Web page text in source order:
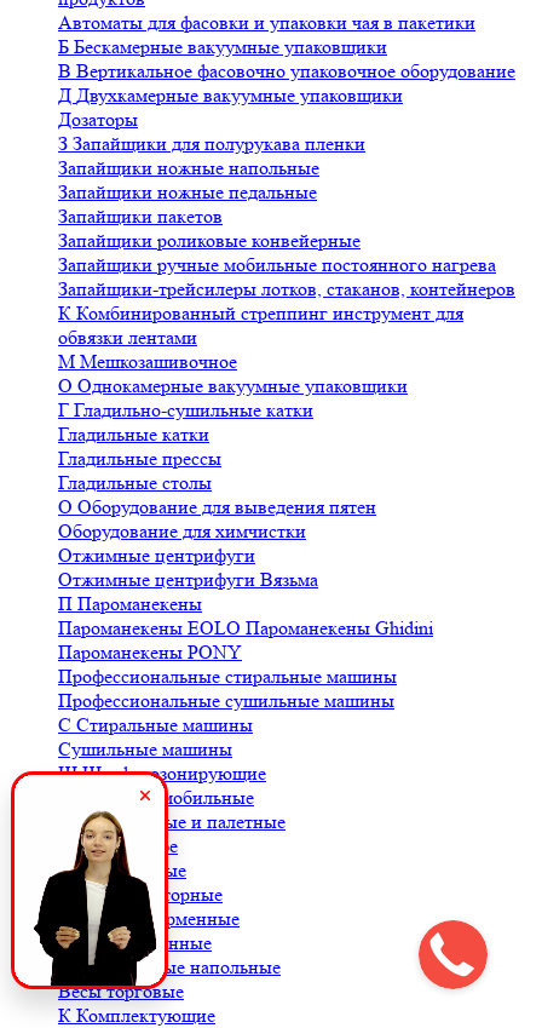
Автоматы для фасовки и упаковки чая в пакетики
Б Бескамерные вакуумные упаковщики
В Вертикальное фасовочно упаковочное оборудование
Д Двухкамерные вакуумные упаковщики
Дозаторы
З Запайщики для полурукава пленки
Запайщики ножные напольные
Запайщики ножные педальные
Запайщики пакетов
Запайщики роликовые конвейерные
Запайщики ручные мобильные постоянного нагрева
Запайщики-трейсилеры лотков, стаканов, контейнеров
К Комбинированный стреппинг инструмент для
обвязки лентами
М Мешкозашивочное
О Однокамерные вакуумные упаковщики
Г Гладильно-сушильные катки
Гладильные катки
Гладильные прессы
Гладильные столы
О Оборудование для выведения пятен
Оборудование для химчистки
Отжимные центрифуги
Отжимные центрифуги Вязьма
П Пароманекены
Пароманекены EOLO Пароманекены Ghidini
Пароманекены PONY
Профессиональные стиральные машины
Профессиональные сушильные машины
С Стиральные машины
Сушильные машины
ШШкафы озонирующие
Весы автомобильные
Весы балочные и палетные
Весы для кофе
Весы крановые
Весы лабораторные
Весы платформенные
Весы порционные
Весы товарные напольные
Весы торговые
К Комплектующие